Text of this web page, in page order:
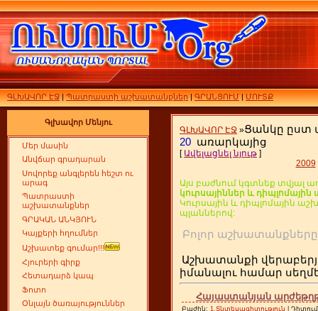
ԳԼԽԱՎՈՐ ԷՋ|Պատրաստի աշխատանքներ|ԳՐԱՆՑՈՒՄ|ՄՈՒՏՔ
Գլխավոր Մենյու
Մեր մասին
Անվճար գրադարան
Սովորեք անգլերեն հեշտ ու
արագ
Պատրաստի
աշխատանքներ
ԳՐԱԿԱՆ ԱՆԿՅՈՒՆ
Կայքերի հղումներ
Աշխատեք գումար!!!
Հյուրերի գիրք
Հետադարձ կապ
Ֆոտո
Օնլայն ծառայություններ
ԳԼԽԱՎՈՐ ԷՋ »Ցանկը ըստ
20 առարկայից
[ Ավելացնել նյութ ]
2009
Այս բաժնում կգտնեք տվյալ
կուրսայիններ և
Կուրսային և դիպլոմային
պլաններով:
Բոլոր
Աշխատանքի
իմանալու համար
Հայաստանյան
Բաժին: 1.Տնտեսագիտություն |